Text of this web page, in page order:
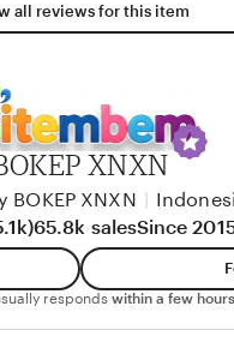
all reviews for this item
XNXN
BOKEP XNXN
65.8k salesSince
responds within a few